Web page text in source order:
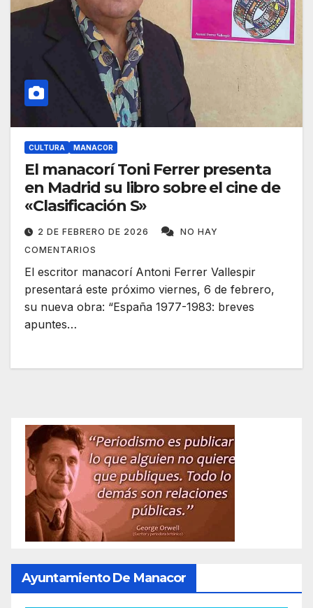
CULTURA MANACOR
El manacorí Toni Ferrer presenta
en Madrid su libro sobre el cine de
«Clasificación S»
2 DE FEBRERO DE 2026
NO HAY
COMENTARIOS
El escritor manacorí Antoni Ferrer Vallespir
presentará este próximo viernes, 6 de febrero,
su nueva obra: “España 1977-1983: breves
apuntes…
Ayuntamiento De Manacor